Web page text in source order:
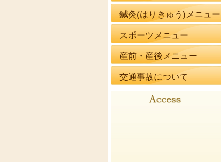
鍼灸(はりきゅう)メニュー
スポーツメニュー
産前・産後メニュー
交通事故について